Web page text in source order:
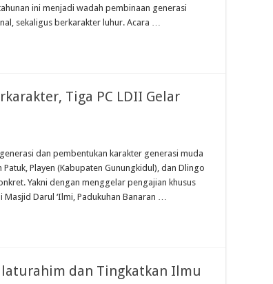
ini menjadi wadah pembinaan generasi
sekaligus berkarakter luhur. Acara …
Tiga PC LDII Gelar
dan pembentukan karakter generasi muda
Playen (Kabupaten Gunungkidul), dan Dlingo
Yakni dengan menggelar pengajian khusus
Darul ‘Ilmi, Padukuhan Banaran …
dan Tingkatkan Ilmu